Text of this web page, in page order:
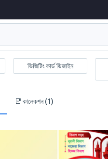
ভিজিটিং কার্ড ডিজাইন
কালেকশন (1)